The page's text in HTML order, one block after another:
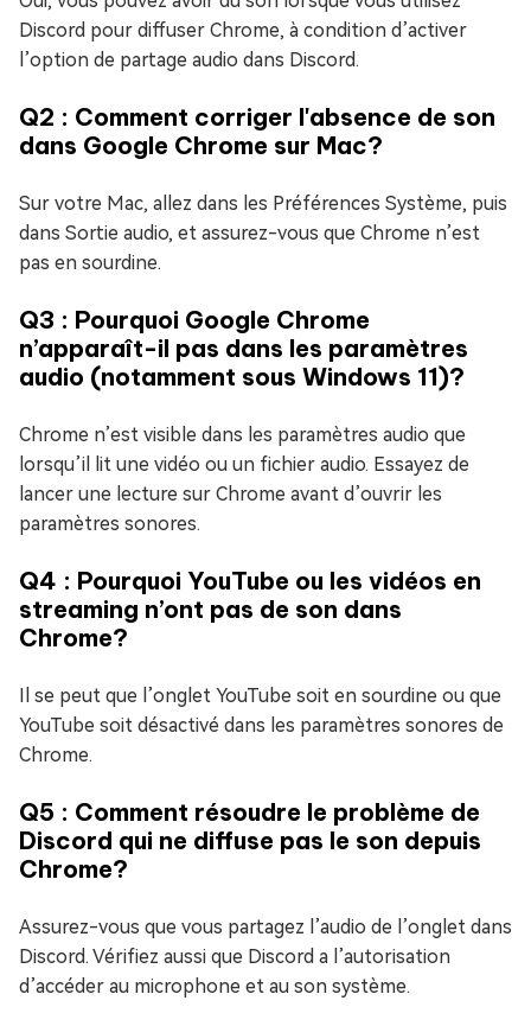
Discord pour diffuser Chrome, à condition d’activer
l’option de partage audio dans Discord.
Q2 : Comment corriger l'absence de son
dans Google Chrome sur Mac?
Sur votre Mac, allez dans les Préférences Système, puis
dans Sortie audio, et assurez-vous que Chrome n’est
pas en sourdine.
Q3 : Pourquoi Google Chrome
n’apparaît-il pas dans les paramètres
audio (notamment sous Windows 11)?
Chrome n’est visible dans les paramètres audio que
lorsqu’il lit une vidéo ou un fichier audio. Essayez de
lancer une lecture sur Chrome avant d’ouvrir les
paramètres sonores.
Q4 : Pourquoi YouTube ou les vidéos en
streaming n’ont pas de son dans
Chrome?
Il se peut que l’onglet YouTube soit en sourdine ou que
YouTube soit désactivé dans les paramètres sonores de
Chrome.
Q5 : Comment résoudre le problème de
Discord qui ne diffuse pas le son depuis
Chrome?
Assurez-vous que vous partagez l’audio de l’onglet dans
Discord. Vérifiez aussi que Discord a l’autorisation
d’accéder au microphone et au son système.